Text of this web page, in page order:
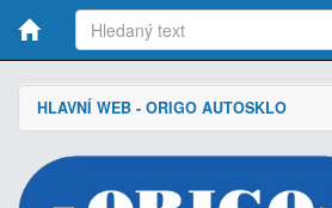
HLAVNÍ WEB - ORIGO AUTOSKLO